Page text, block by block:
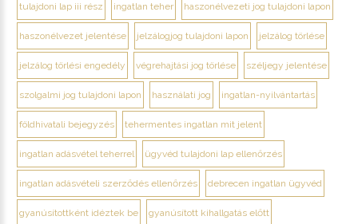
tulajdoni lap iii rész ingatlan teher haszonélvezeti jog tulajdoni lapon
haszonélvezet jelentése jelzálogjog tulajdoni lapon jelzálog törlése
jelzálog törlési engedély végrehajtási jog törlése széljegy jelentése
szolgalmi jog tulajdoni lapon használati jog ingatlan-nyilvántartás
földhivatali bejegyzés tehermentes ingatlan mit jelent
ingatlan adásvétel teherrel ügyvéd tulajdoni lap ellenőrzés
ingatlan adásvételi szerződés ellenőrzés debrecen ingatlan ügyvéd
gyanúsítottként idéztek be gyanúsított kihallgatás előtt